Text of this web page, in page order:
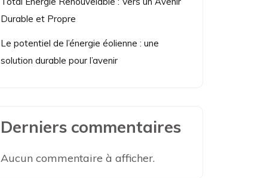
Durable et Propre
Le potentiel de l’énergie éolienne : une
solution durable pour l’avenir
Derniers commentaires
Aucun commentaire à afficher.